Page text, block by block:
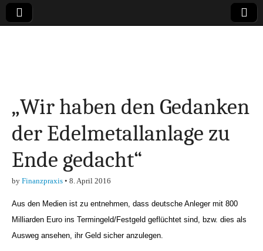
Finanzen,
Marketing-, Vertrieb-
& Investment-Tipps
„Wir haben den Gedanken
der Edelmetallanlage zu
Ende gedacht“
by Finanzpraxis • 8. April 2016
Aus den Medien ist zu entnehmen, dass deutsche Anleger mit 800
Milliarden Euro ins Termingeld/Festgeld geflüchtet sind, bzw. dies als
Ausweg ansehen, ihr Geld sicher anzulegen.